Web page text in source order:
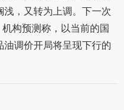
，又转为上调。下一次
构预测称，以当前的国
油调价开局将呈现下行的